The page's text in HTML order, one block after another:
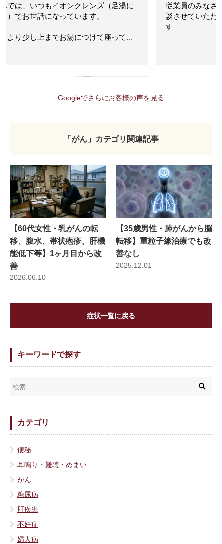
従業員のみなさんが優しくて、丁寧なので、色々ご相
談させていただいてます。いつもありがとうございま
Googleでさらにお客様の声を見る
「がん」カテゴリ関連記事
【60代女性・乳がんの転
移、腹水、帯状疱疹、肝機
能低下等】1ヶ月目から改
善
2026.06.10
【35歳男性・肺がんから脳
転移】重粒子線治療でも改
善なし
2025.12.01
症状一覧に戻る
キーワードで探す
カテゴリ
便秘
耳鳴り・難聴・めまい
がん
糖尿病
肝疾患
不妊症
婦人病